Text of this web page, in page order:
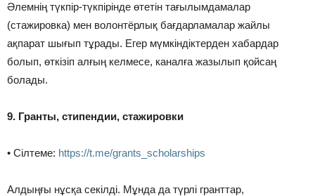
Әлемнің түкпір-түкпірінде өтетін тағылымдамалар
(стажировка) мен волонтёрлық бағдарламалар жайлы
ақпарат шығып тұрады. Егер мүмкіндіктерден хабардар
болып, өткізіп алғың келмесе, каналға жазылып қойсаң
болады.
9. Гранты, стипендии, стажировки
• Сілтеме: https://t.me/grants_scholarships
Алдыңғы нұсқа секілді. Мұнда да түрлі гранттар,